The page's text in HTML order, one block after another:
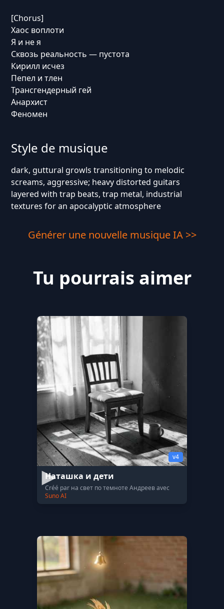
[Chorus]
Хаос воплоти
Я и не я
Сквозь реальность — пустота
Кирилл исчез
Пепел и тлен
Трансгендерный гей
Анархист
Феномен
Style de musique
dark, guttural growls transitioning to melodic
screams, aggressive; heavy distorted guitars
layered with trap beats, trap metal, industrial
textures for an apocalyptic atmosphere
Générer une nouvelle musique IA >>
Tu pourrais aimer
v4
Наташка и дети
Créé par на свет по темноте Андреев avec
Suno AI